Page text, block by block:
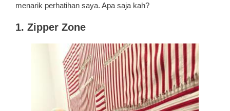
menarik perhatihan saya. Apa saja kah?
1. Zipper Zone